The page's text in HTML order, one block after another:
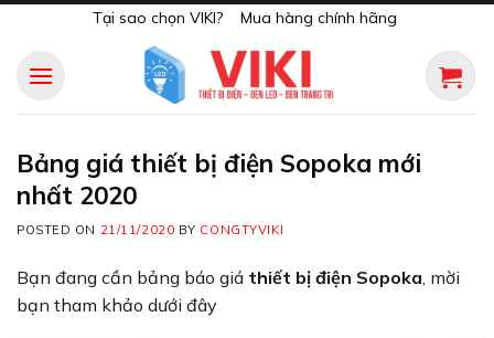
content
Tại sao chọn VIKI? Mua hàng chính hãng
Bảng giá thiết bị điện Sopoka mới
nhất 2020
POSTED ON 21/11/2020 BY CONGTYVIKI
Bạn đang cần bảng báo giá thiết bị điện Sopoka, mời
bạn tham khảo dưới đây